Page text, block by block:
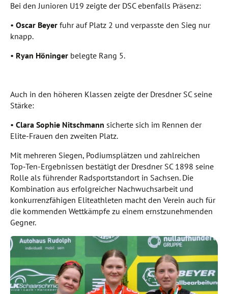
Bei den Junioren U19 zeigte der DSC ebenfalls Präsenz:
• Oscar Beyer fuhr auf Platz 2 und verpasste den Sieg nur
knapp.
• Ryan Höninger belegte Rang 5.
Auch in den höheren Klassen zeigte der Dresdner SC seine
Stärke:
• Clara Sophie Nitschmann sicherte sich im Rennen der
Elite-Frauen den zweiten Platz.
Mit mehreren Siegen, Podiumsplätzen und zahlreichen
Top‑Ten-Ergebnissen bestätigt der Dresdner SC 1898 seine
Rolle als führender Radsportstandort in Sachsen. Die
Kombination aus erfolgreicher Nachwuchsarbeit und
konkurrenzfähigen Eliteathleten macht den Verein auch für
die kommenden Wettkämpfe zu einem ernstzunehmenden
Gegner.